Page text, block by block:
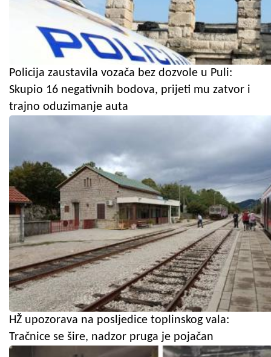
Policija zaustavila vozača bez dozvole u Puli:
Skupio 16 negativnih bodova, prijeti mu zatvor i
trajno oduzimanje auta
HŽ upozorava na posljedice toplinskog vala:
Tračnice se šire, nadzor pruga je pojačan